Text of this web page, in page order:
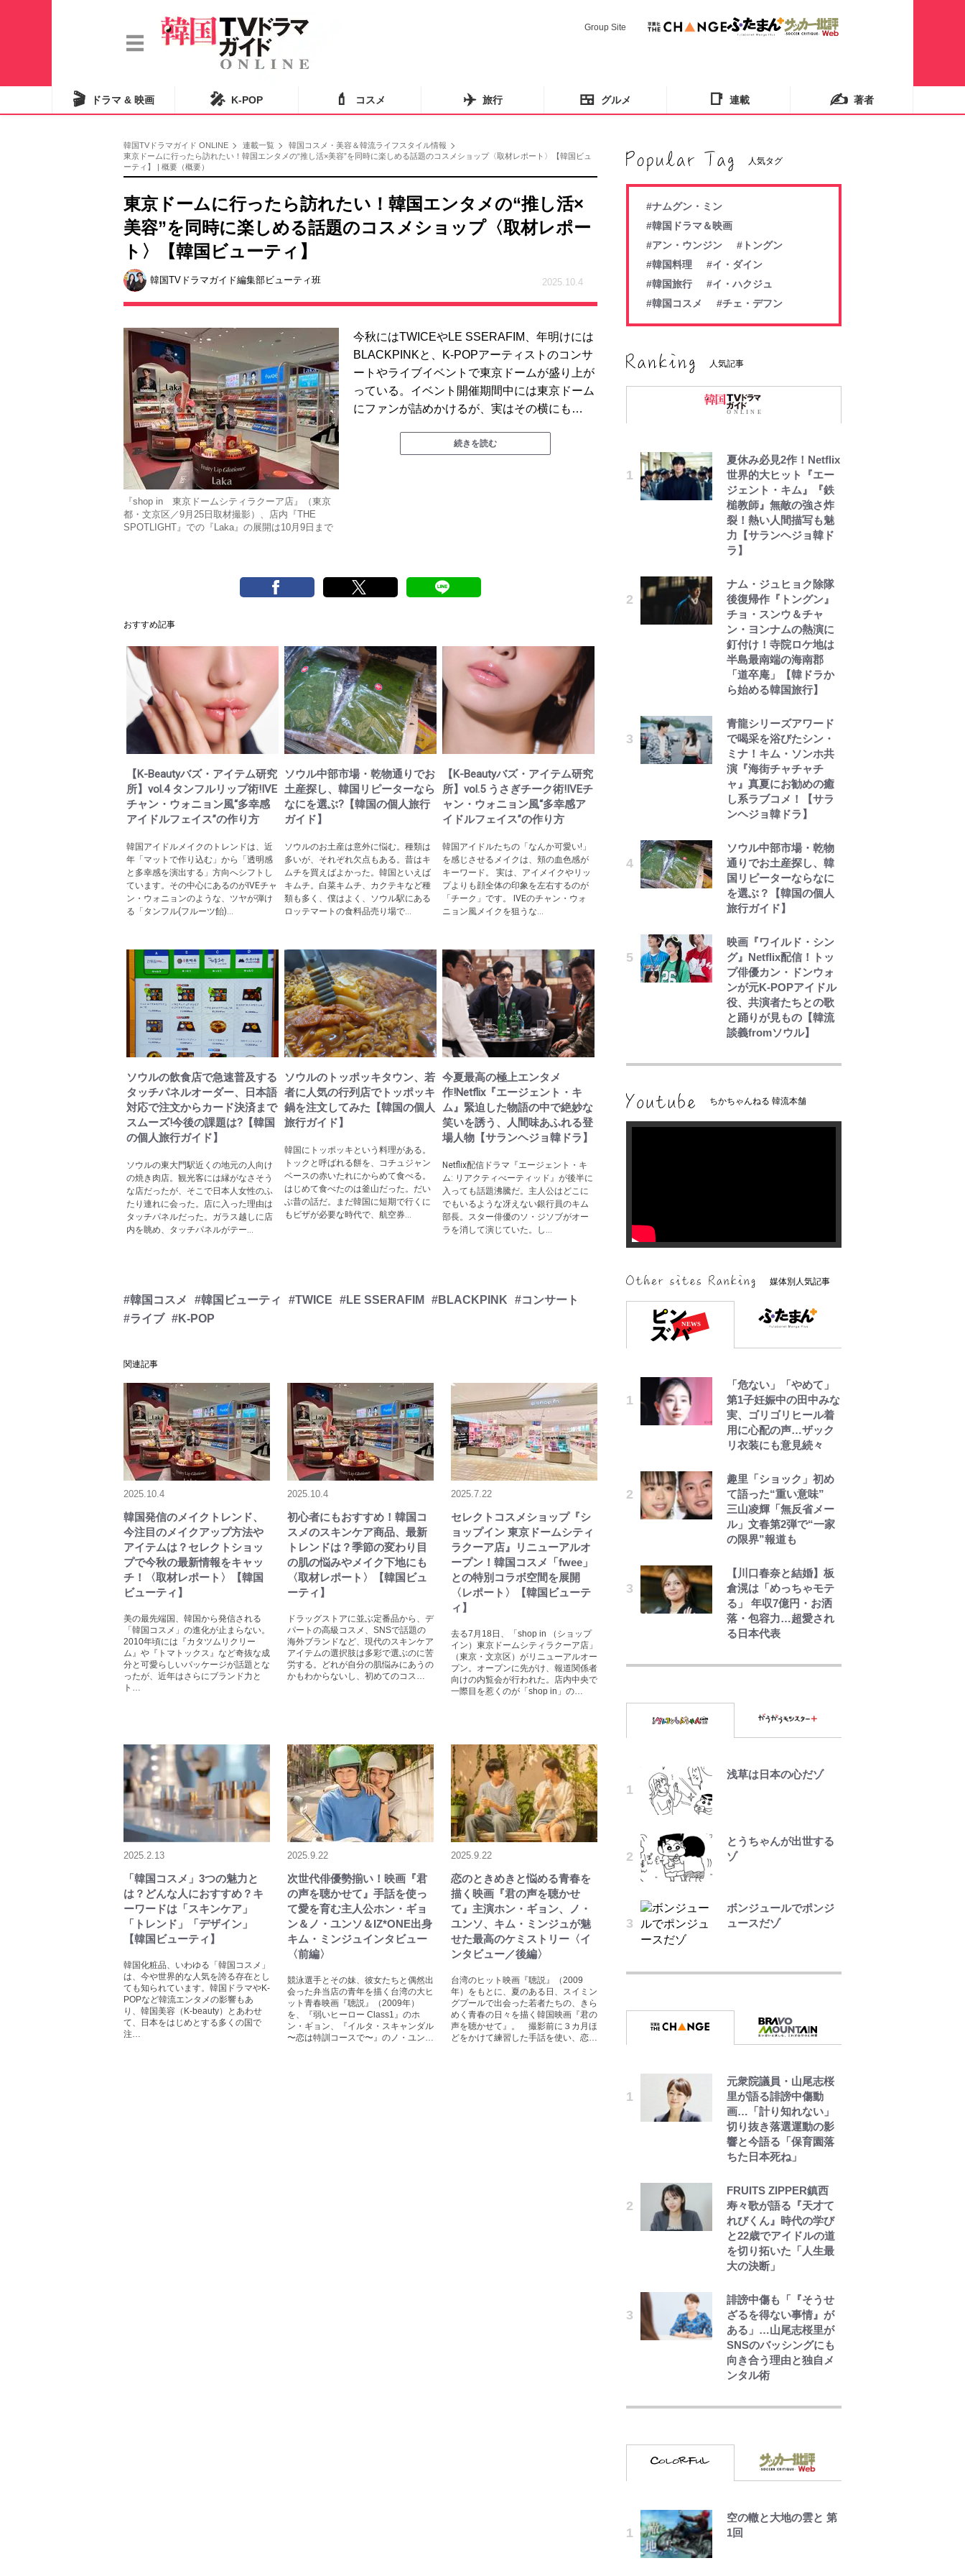
Group Site
🎬 ドラマ & 映画 🎤 K-POP 💄 コスメ ✈️ 旅行 🍱 グルメ 📑 連載 ✍️ 著者
韓国TVドラマガイド ONLINE 連載一覧
韓国コスメ・美容＆韓流ライフスタイル情報
東京ドームに行ったら訪れたい！韓国エンタメの“推し活×美容”を同時に楽しめる話題のコスメショップ〈取材レポート〉【韓国ビュ
ーティ】 | 概要（概要）
東京ドームに行ったら訪れたい！韓国エンタメの“推し活×
美容”を同時に楽しめる話題のコスメショップ〈取材レポー
ト〉【韓国ビューティ】
韓国TVドラマガイド編集部ビューティ班 2025.10.4
『shop in 東京ドームシティラクーア店』（東京
都・文京区／9月25日取材撮影）、店内『THE
SPOTLIGHT』での『Laka』の展開は10月9日まで
今秋にはTWICEやLE SSERAFIM、年明けには
BLACKPINKと、K-POPアーティストのコンサ
ートやライブイベントで東京ドームが盛り上が
っている。イベント開催期間中には東京ドーム
にファンが詰めかけるが、実はその横にも…
続きを読む
おすすめ記事
【K-Beautyバズ・アイテム研究
所】vol.4 タンフルリップ術!IVE
チャン・ウォニョン風“多幸感
アイドルフェイス”の作り方
韓国アイドルメイクのトレンドは、近
年「マットで作り込む」から「透明感
と多幸感を演出する」方向へシフトし
ています。その中心にあるのがIVEチャ
ン・ウォニョンのような、ツヤが弾け
る「タンフル(フルーツ飴)...
ソウル中部市場・乾物通りでお
土産探し、韓国リピーターなら
なにを選ぶ?【韓国の個人旅行
ガイド】
ソウルのお土産は意外に悩む。種類は
多いが、それぞれ欠点もある。昔はキ
ムチを買えばよかった。韓国といえば
キムチ。白菜キムチ、カクテキなど種
類も多く、僕はよく、ソウル駅にある
ロッテマートの食料品売り場で...
【K-Beautyバズ・アイテム研究
所】vol.5 うさぎチーク術!IVEチ
ャン・ウォニョン風“多幸感ア
イドルフェイス”の作り方
韓国アイドルたちの「なんか可愛い!」
を感じさせるメイクは、頬の血色感が
キーワード。 実は、アイメイクやリッ
プよりも顔全体の印象を左右するのが
「チーク」です。 IVEのチャン・ウォ
ニョン風メイクを狙うな...
ソウルの飲食店で急速普及する
タッチパネルオーダー、日本語
対応で注文からカード決済まで
スムーズ!今後の課題は?【韓国
の個人旅行ガイド】
ソウルの東大門駅近くの地元の人向け
の焼き肉店。観光客には縁がなさそう
な店だったが、そこで日本人女性のふ
たり連れに会った。店に入った理由は
タッチパネルだった。ガラス越しに店
内を眺め、タッチパネルがテー...
ソウルのトッポッキタウン、若
者に人気の行列店でトッポッキ
鍋を注文してみた【韓国の個人
旅行ガイド】
韓国にトッポッキという料理がある。
トックと呼ばれる餅を、コチュジャン
ベースの赤いたれにからめて食べる。
はじめて食べたのは釜山だった。だい
ぶ昔の話だ。まだ韓国に短期で行くに
もビザが必要な時代で、航空券...
今夏最高の極上エンタメ
作!Netflix『エージェント・キ
ム』緊迫した物語の中で絶妙な
笑いを誘う、人間味あふれる登
場人物【サランヘジョ韓ドラ】
Netflix配信ドラマ『エージェント・キ
ム: リアクティべーティッド』が後半に
入っても話題沸騰だ。主人公はどこに
でもいるような冴えない銀行員のキム
部長。スター俳優のソ・ジソブがオー
ラを消して演じていた。し...
#韓国コスメ #韓国ビューティ #TWICE #LE SSERAFIM #BLACKPINK
#コンサート
#ライブ #K-POP
関連記事
2025.10.4
韓国発信のメイクトレンド、
今注目のメイクアップ方法や
アイテムは？セレクトショッ
プで今秋の最新情報をキャッ
チ！〈取材レポート〉【韓国
ビューティ】
美の最先端国、韓国から発信される
「韓国コスメ」の進化が止まらない。
2010年頃には『カタツムリクリー
ム』や『トマトックス』など奇抜な成
分と可愛らしいパッケージが話題とな
ったが、近年はさらにブランド力と
ト…
2025.10.4
初心者にもおすすめ！韓国コ
スメのスキンケア商品、最新
トレンドは？季節の変わり目
の肌の悩みやメイク下地にも
〈取材レポート〉【韓国ビュ
ーティ】
ドラッグストアに並ぶ定番品から、デ
パートの高級コスメ、SNSで話題の
海外ブランドなど、現代のスキンケア
アイテムの選択肢は多彩で選ぶのに苦
労する。どれが自分の肌悩みにあうの
かもわからないし、初めてのコス…
2025.7.22
セレクトコスメショップ『シ
ョップイン 東京ドームシティ
ラクーア店』リニューアルオ
ープン！韓国コスメ「fwee」
との特別コラボ空間を展開
〈レポート〉【韓国ビューテ
ィ】
去る7月18日、「shop in （ショップ
イン）東京ドームシティラクーア店」
（東京・文京区）がリニューアルオー
プン。オープンに先がけ、報道関係者
向けの内覧会が行われた。店内中央で
一際目を惹くのが「shop in」の…
2025.2.13
「韓国コスメ」3つの魅力と
は？どんな人におすすめ？キ
ーワードは「スキンケア」
「トレンド」「デザイン」
【韓国ビューティ】
韓国化粧品、いわゆる「韓国コスメ」
は、今や世界的な人気を誇る存在とし
ても知られています。韓国ドラマやK-
POPなど韓流エンタメの影響もあ
り、韓国美容（K-beauty）とあわせ
て、日本をはじめとする多くの国で
注…
2025.9.22
次世代俳優勢揃い！映画『君
の声を聴かせて』手話を使っ
て愛を育む主人公ホン・ギョ
ン＆ノ・ユンソ＆IZ*ONE出身
キム・ミンジュインタビュー
〈前編〉
競泳選手とその妹、彼女たちと偶然出
会った弁当店の青年を描く台湾の大ヒ
ット青春映画『聴説』（2009年）
を、『弱いヒーロー Class1』のホ
ン・ギョン、『イルタ・スキャンダル
〜恋は特訓コースで〜』のノ・ユン…
2025.9.22
恋のときめきと悩める青春を
描く映画『君の声を聴かせ
て』主演ホン・ギョン、ノ・
ユンソ、キム・ミンジュが魅
せた最高のケミストリー〈イ
ンタビュー／後編〉
台湾のヒット映画『聴説』（2009
年）をもとに、夏のある日、スイミン
グプールで出会った若者たちの、きら
めく青春の日々を描く韓国映画『君の
声を聴かせて』。 撮影前に３カ月ほ
どをかけて練習した手話を使い、恋…
人気タグ
#ナムグン・ミン
#韓国ドラマ＆映画
#アン・ウンジン
#トングン
#韓国料理
#イ・ダイン
#韓国旅行
#イ・ハクジュ
#韓国コスメ
#チェ・デフン
人気記事
夏休み必見2作！Netflix
世界的大ヒット『エー
ジェント・キム』『鉄
槌教師』無敵の強さ炸
裂！熱い人間描写も魅
力【サランヘジョ韓ド
ラ】
ナム・ジュヒョク除隊
後復帰作『トングン』
チョ・スンウ＆チャ
ン・ヨンナムの熱演に
釘付け！寺院ロケ地は
半島最南端の海南郡
「道卒庵」【韓ドラか
ら始める韓国旅行】
青龍シリーズアワード
で喝采を浴びたシン・
ミナ！キム・ソンホ共
演『海街チャチャチ
ャ』真夏にお勧めの癒
し系ラブコメ！【サラ
ンヘジョ韓ドラ】
ソウル中部市場・乾物
通りでお土産探し、韓
国リピーターならなに
を選ぶ？【韓国の個人
旅行ガイド】
映画『ワイルド・シン
グ』Netflix配信！トッ
プ俳優カン・ドンウォ
ンが元K-POPアイドル
役、共演者たちとの歌
と踊りが見もの【韓流
談義fromソウル】
ちかちゃんねる 韓流本舗
媒体別人気記事
「危ない」「やめて」
第1子妊娠中の田中みな
実、ゴリゴリヒール着
用に心配の声…ザック
リ衣装にも意見続々
趣里「ショック」初め
て語った“重い意味”
三山凌輝「無反省メー
ル」文春第2弾で“一家
の限界”報道も
【川口春奈と結婚】板
倉滉は「めっちゃモテ
る」 年収7億円・お洒
落・包容力…超愛され
る日本代表
展開に絡んできそうな
七武海の謎めいた過去
も…
「BOSS×ポケモン30周
歓喜「見つけたら即購
入！」
也の才能を「いち早く
見出した人物たち」
浅草は日本の心だゾ
とうちゃんが出世する
ゾ
ボンジュールでポンジ
ュースだゾ
に妊娠しました~詰んだ
です~ 第1話
第56話(1)
公式-異世界召喚は二度
目です 第1話
元衆院議員・山尾志桜
里が語る誹謗中傷動
画…「計り知れない」
切り抜き落選運動の影
響と今語る「保育園落
ちた日本死ね」
FRUITS ZIPPER鎮西
寿々歌が語る『天才て
れびくん』時代の学び
と22歳でアイドルの道
を切り拓いた「人生最
大の決断」
誹謗中傷も「『そうせ
ざるを得ない事情』が
ある」…山尾志桜里が
SNSのバッシングにも
向き合う理由と独自メ
ンタル術
「キャンプツーリン
につながる「荷物の順
序や位置」積載のコツ
とは？「実体験レポ」
アユは「怒らせて掛け
る」魚だった！ ルアー
空の轍と大地の雲と 第
1回